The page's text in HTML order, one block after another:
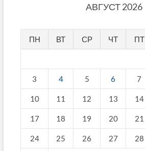
АВГУСТ 2026
ПН ВТ СР ЧТ ПТ
3 4 5 6 7
10 11 12 13 14
17 18 19 20 21
24 25 26 27 28